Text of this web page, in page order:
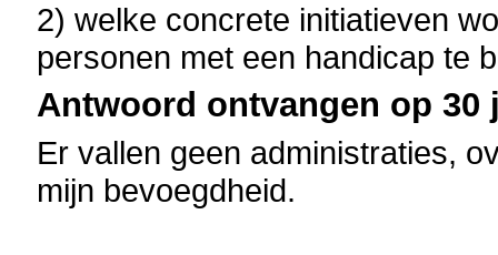
2) welke concrete initiatieven
personen met een handicap te
Antwoord ontvangen op 30
Er vallen geen administraties,
mijn bevoegdheid.